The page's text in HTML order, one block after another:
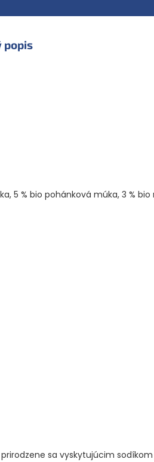
popis
5 % bio pohánková múka, 3 %
sa vyskytujúcim